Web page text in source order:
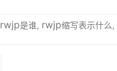
rwjp是谁, rwjp缩写表示什么,